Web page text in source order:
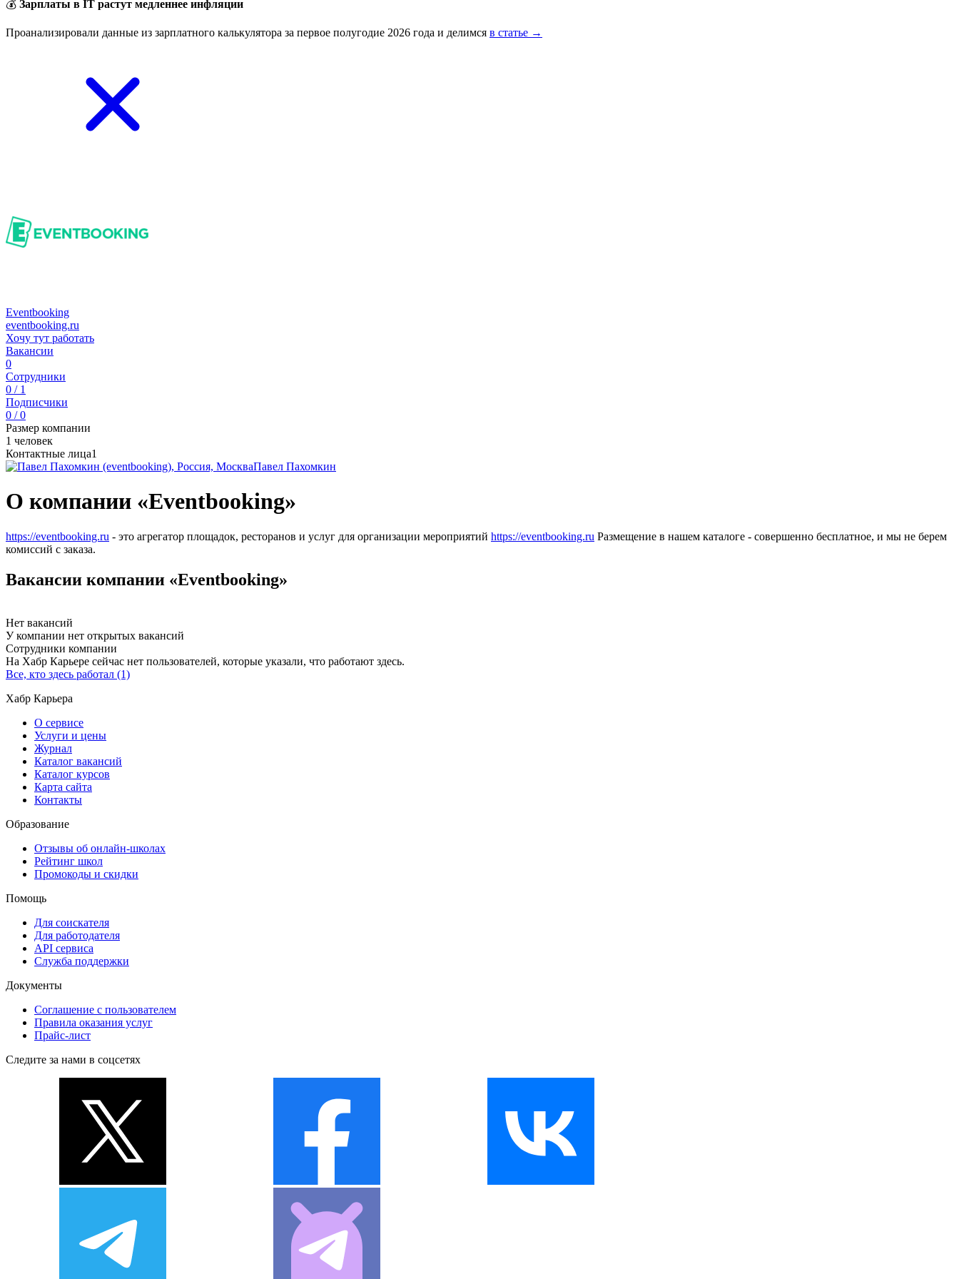
💰 Зарплаты в IT растут медленнее инфляции
Проанализировали данные из зарплатного калькулятора за первое полугодие 2026 года и делимся в статье →
Eventbooking
eventbooking.ru
Хочу тут работать
Вакансии
0
Сотрудники
0 / 1
Подписчики
0 / 0
Размер компании
1 человек
Контактные лица1
Павел Пахомкин
О компании «Eventbooking»
https://eventbooking.ru - это агрегатор площадок, ресторанов и услуг для организации мероприятий https://eventbooking.ru Размещение в нашем каталоге - совершенно бесплатное, и мы не берем
комиссий с заказа.
Вакансии компании «Eventbooking»
Нет вакансий
У компании нет открытых вакансий
Сотрудники компании
На Хабр Карьере сейчас нет пользователей, которые указали, что работают здесь.
Все, кто здесь работал (1)
Хабр Карьера
О сервисе
Услуги и цены
Журнал
Каталог вакансий
Каталог курсов
Карта сайта
Контакты
Образование
Отзывы об онлайн-школах
Рейтинг школ
Промокоды и скидки
Помощь
Для соискателя
Для работодателя
API сервиса
Служба поддержки
Документы
Соглашение с пользователем
Правила оказания услуг
Прайс-лист
Следите за нами в соцсетях